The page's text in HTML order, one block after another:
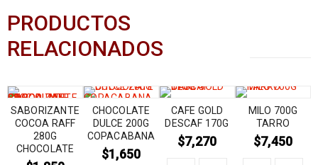
PRODUCTOS
RELACIONADOS
SABORIZANTE
COCOA RAFF
280G
CHOCOLATE
CHOCOLATE
DULCE 200G
COPACABANA
$1,650
CAFE GOLD
DESCAF 170G
$7,270
MILO 700G
TARRO
$7,450